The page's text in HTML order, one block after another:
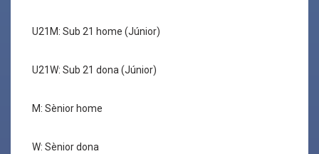
U21M: Sub 21 home (Júnior)
U21W: Sub 21 dona (Júnior)
M: Sènior home
W: Sènior dona